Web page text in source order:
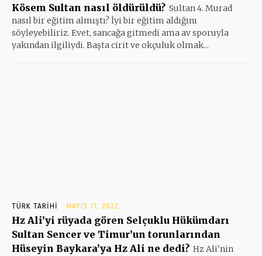
Kösem Sultan nasıl öldürüldü? Sultan 4. Murad
nasıl bir eğitim almıştı? İyi bir eğitim aldığını
söyleyebiliriz. Evet, sancağa gitmedi ama av sporuyla
yakından ilgiliydi. Başta cirit ve okçuluk olmak...
TÜRK TARIHI MAYIS 11, 2022
Hz Ali’yi rüyada gören Selçuklu Hükümdarı
Sultan Sencer ve Timur’un torunlarından
Hüseyin Baykara’ya Hz Ali ne dedi? Hz Ali'nin